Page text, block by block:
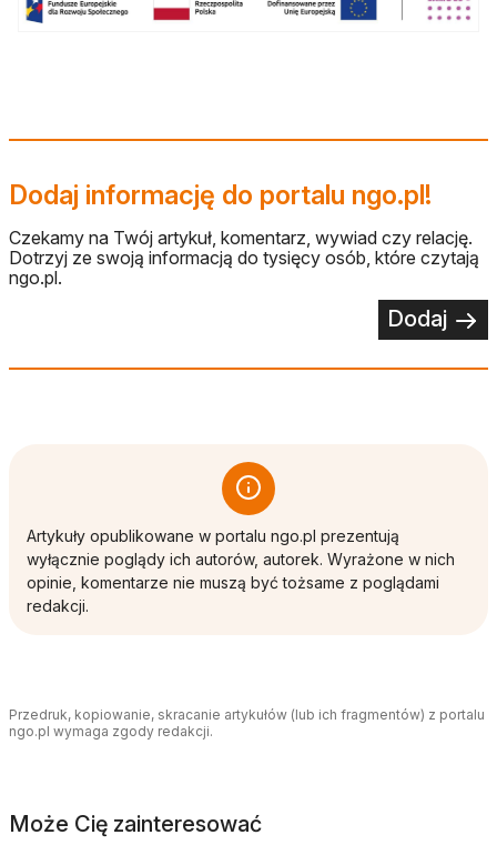
Dodaj informację do portalu ngo.pl!
Czekamy na Twój artykuł, komentarz, wywiad czy relację.
Dotrzyj ze swoją informacją do tysięcy osób, które czytają
ngo.pl.
Dodaj
Artykuły opublikowane w portalu ngo.pl prezentują
wyłącznie poglądy ich autorów, autorek. Wyrażone w nich
opinie, komentarze nie muszą być tożsame z poglądami
redakcji.
Przedruk, kopiowanie, skracanie artykułów (lub ich fragmentów) z portalu
ngo.pl wymaga zgody redakcji.
Może Cię zainteresować